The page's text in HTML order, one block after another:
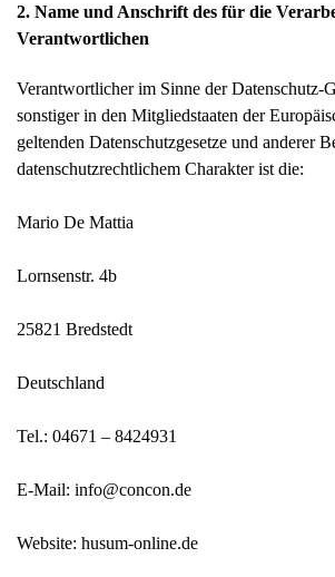
2. Name und Anschrift des für die
Verantwortlichen
Verantwortlicher im Sinne der Datenschutz-
sonstiger in den Mitgliedstaaten der
geltenden Datenschutzgesetze und anderer
datenschutzrechtlichem Charakter ist die:
Mario De Mattia
Lornsenstr. 4b
25821 Bredstedt
Deutschland
Tel.: 04671 – 8424931
E-Mail: info@concon.de
Website: husum-online.de